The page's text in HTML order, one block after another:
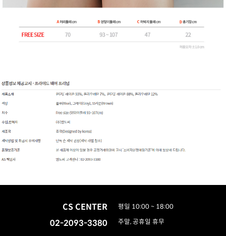
CS CENTER
02-2093-3380
평일 10:00 ~ 18:00
주말, 공휴일 휴무